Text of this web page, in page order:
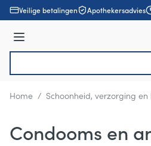
Ga naar de inhoud
Veilige betalingen Apothekersadvies
Menu
Home / Schoonheid, verzorging
Condooms en